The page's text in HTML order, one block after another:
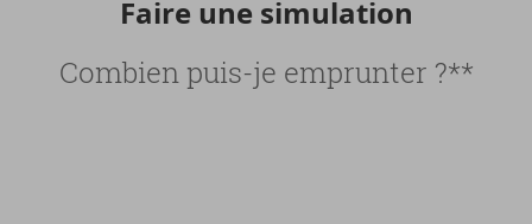
Faire une si­mu­la­tion
Combien puis-je emprunter ?**